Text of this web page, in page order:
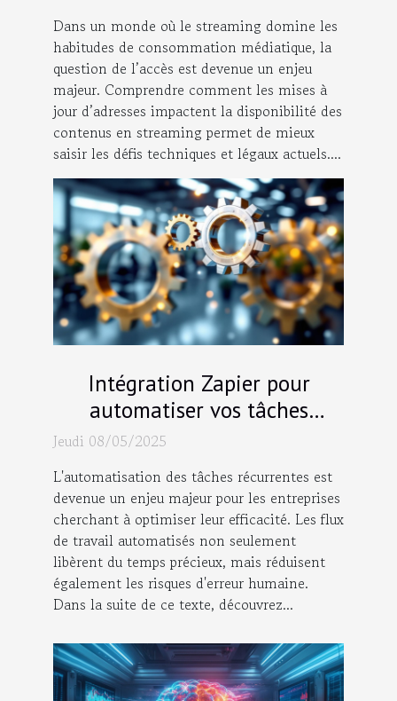
Dans un monde où le streaming domine les
habitudes de consommation médiatique, la
question de l’accès est devenue un enjeu
majeur. Comprendre comment les mises à
jour d’adresses impactent la disponibilité des
contenus en streaming permet de mieux
saisir les défis techniques et légaux actuels....
Intégration Zapier pour
automatiser vos tâches
récurrentes Découvrez les flux
Jeudi 08/05/2025
L'automatisation des tâches récurrentes est
devenue un enjeu majeur pour les entreprises
cherchant à optimiser leur efficacité. Les flux
de travail automatisés non seulement
libèrent du temps précieux, mais réduisent
également les risques d'erreur humaine.
Dans la suite de ce texte, découvrez...